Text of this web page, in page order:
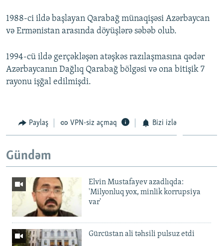
1988-ci ildə başlayan Qarabağ münaqişəsi Azərbaycan
və Ermənistan arasında döyüşlərə səbəb olub.
1994-cü ildə gerçəkləşən atəşkəs razılaşmasına qədər
Azərbaycanın Dağlıq Qarabağ bölgəsi və ona bitişik 7
rayonu işğal edilmişdi.
Paylaş VPN-siz açmaq Bizi izlə
Gündəm
Elvin Mustafayev azadlıqda:
'Milyonluq yox, minlik korrupsiya
var'
Gürcüstan ali təhsili pulsuz etdi